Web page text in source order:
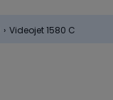
› Videojet 1580 C